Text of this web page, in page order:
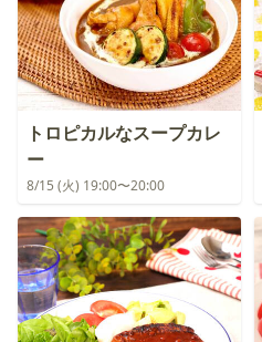
トロピカルなスープカレ
ー
8/15 (火) 19:00〜20:00